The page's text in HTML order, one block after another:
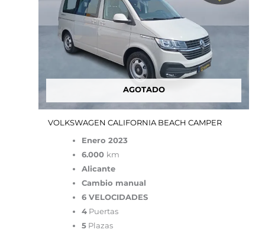
AGOTADO
VOLKSWAGEN CALIFORNIA BEACH CAMPER
Enero 2023
6.000 km
Alicante
Cambio manual
6 VELOCIDADES
4Puertas
5Plazas